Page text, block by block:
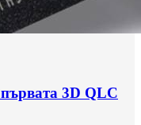
3D QLC